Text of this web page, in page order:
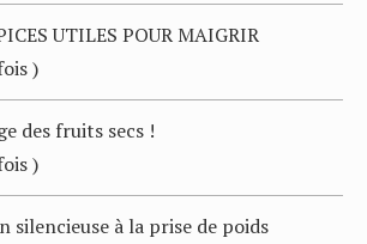
UTILES POUR MAIGRIR
)
des fruits secs !
)
silencieuse à la prise de poids